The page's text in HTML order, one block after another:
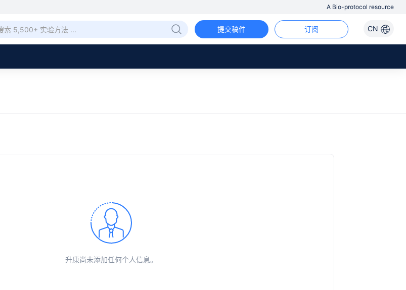
A Bio-protocol resource
CN
订阅
提交稿件
升康尚未添加任何个人信息。